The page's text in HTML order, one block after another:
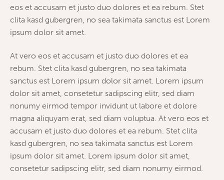
eos et accusam et justo duo dolores et ea rebum. Stet
clita kasd gubergren, no sea takimata sanctus est Lorem
ipsum dolor sit amet.
At vero eos et accusam et justo duo dolores et ea
rebum. Stet clita kasd gubergren, no sea takimata
sanctus est Lorem ipsum dolor sit amet. Lorem ipsum
dolor sit amet, consetetur sadipscing elitr, sed diam
nonumy eirmod tempor invidunt ut labore et dolore
magna aliquyam erat, sed diam voluptua. At vero eos et
accusam et justo duo dolores et ea rebum. Stet clita
kasd gubergren, no sea takimata sanctus est Lorem
ipsum dolor sit amet. Lorem ipsum dolor sit amet,
consetetur sadipscing elitr, sed diam nonumy eirmod.